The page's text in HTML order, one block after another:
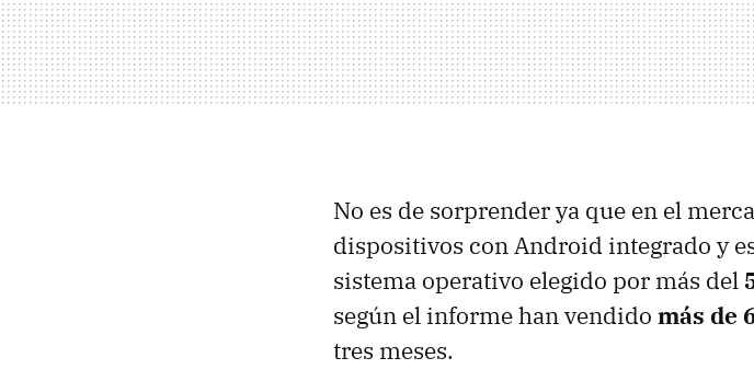
No es de sorprender ya que en el
dispositivos con Android integrado y
sistema operativo elegido por más del
según el informe han vendido más de
tres meses.